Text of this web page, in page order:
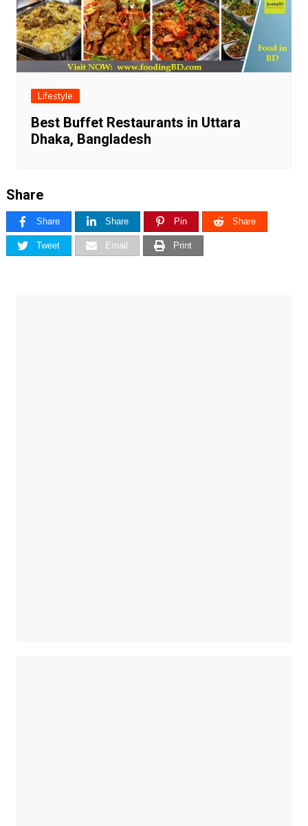
Lifestyle
Best Buffet Restaurants in Uttara
Dhaka, Bangladesh
Share
Share Share Pin Share
Tweet Email Print